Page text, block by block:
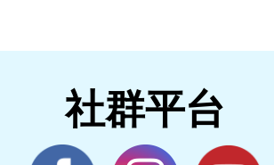
社群平台